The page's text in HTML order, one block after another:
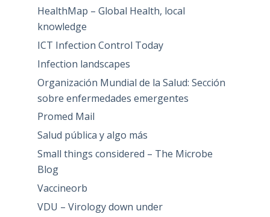
HealthMap – Global Health, local
knowledge
ICT Infection Control Today
Infection landscapes
Organización Mundial de la Salud: Sección
sobre enfermedades emergentes
Promed Mail
Salud pública y algo más
Small things considered – The Microbe
Blog
Vaccineorb
VDU – Virology down under